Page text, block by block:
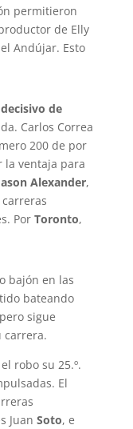
permitieron
de Elly
Andújar. Esto
de
Carlos Correa
200 de por
ventaja para
Alexander,
Por Toronto,
bajón en las
bateando
sigue
carrera.
robo su 25.º.
El
Juan Soto, e